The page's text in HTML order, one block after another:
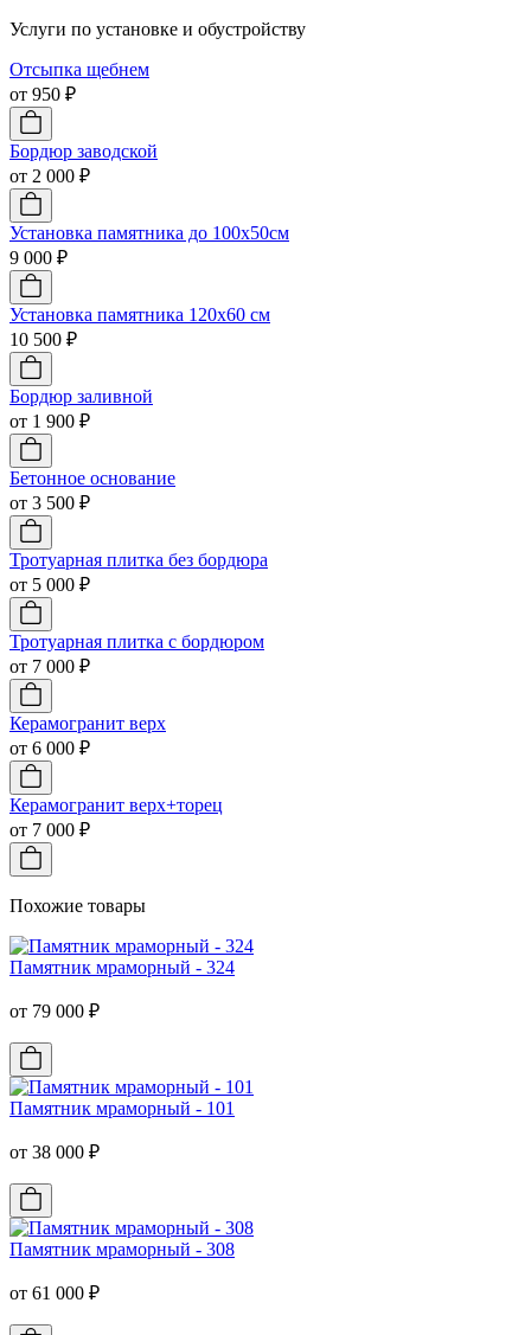
Услуги по установке и обустройству
Отсыпка щебнем
от 950 ₽
Бордюр заводской
от 2 000 ₽
Установка памятника до 100х50см
9 000 ₽
Установка памятника 120х60 см
10 500 ₽
Бордюр заливной
от 1 900 ₽
Бетонное основание
от 3 500 ₽
Тротуарная плитка без бордюра
от 5 000 ₽
Тротуарная плитка с бордюром
от 7 000 ₽
Керамогранит верх
от 6 000 ₽
Керамогранит верх+торец
от 7 000 ₽
Похожие товары
Памятник мраморный - 324
от 79 000 ₽
Памятник мраморный - 101
от 38 000 ₽
Памятник мраморный - 308
от 61 000 ₽